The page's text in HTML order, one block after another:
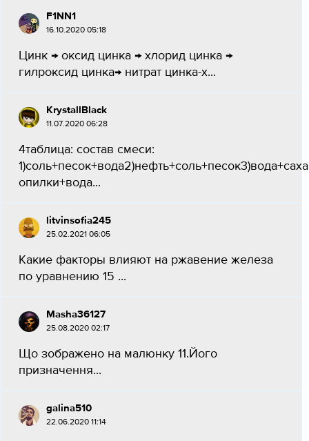
F1NN1
16.10.2020 05:18
Цинк → оксид цинка → хлорид цинка →
гилроксид цинка→ нитрат цинка-х...
KrystallBlack
11.07.2020 06:28
4таблица: состав смеси:
опилки+вода​...
litvinsofia245
25.02.2021 06:05
Какие факторы влияют на ржавение железа
по уравнению 15 ​...
Masha36127
25.08.2020 02:17
Що зображено на малюнку 11.Його
призначення...
galina510
22.06.2020 11:14